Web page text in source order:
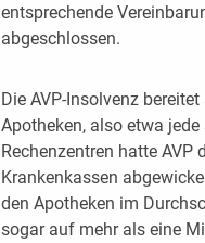
entsprechende
abgeschlossen.
Die AVP-Insolvenz
Apotheken, also etwa
Rechenzentren hatte
Krankenkassen
den Apotheken im
sogar auf mehr als eine